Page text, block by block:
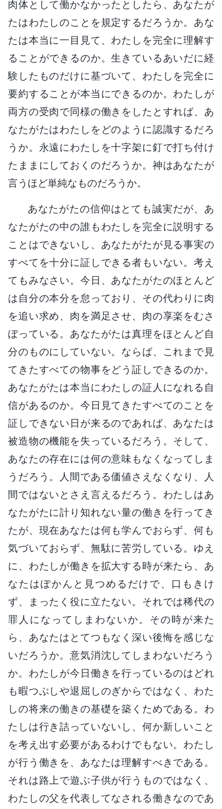
肉体として働かなかったとしたら、あなたが
たはわたしのことを規定するだろうか。あな
たは本当に一目見て、わたしを完全に理解す
ることができるのか。生きているあいだに経
験したものだけに基づいて、わたしを完全に
要約することが本当にできるのか。わたしが
両方の受肉で同様の働きをしたとすれば、あ
なたがたはわたしをどのように認識するだろ
うか。永遠にわたしを十字架に釘で打ち付け
たままにしておくのだろうか。神はあなたが
言うほど単純なものだろうか。
あなたがたの信仰はとても誠実だが、あ
なたがたの中の誰もわたしを完全に説明する
ことはできないし、あなたがたが見る事実の
すべてを十分に証しできる者もいない。考え
てもみなさい。今日、あなたがたのほとんど
は自分の本分を怠っており、その代わりに肉
を追い求め、肉を満足させ、肉の享楽をむさ
ぼっている。あなたがたは真理をほとんど自
分のものにしていない。ならば、これまで見
てきたすべての物事をどう証しできるのか。
あなたがたは本当にわたしの証人になれる自
信があるのか。今日見てきたすべてのことを
証しできない日が来るのであれば、あなたは
被造物の機能を失っているだろう。そして、
あなたの存在には何の意味もなくなってしま
うだろう。人間である価値さえなくなり、人
間ではないとさえ言えるだろう。わたしはあ
なたがたに計り知れない量の働きを行ってき
たが、現在あなたは何も学んでおらず、何も
気づいておらず、無駄に苦労している。ゆえ
に、わたしが働きを拡大する時が来たら、あ
なたはぽかんと見つめるだけで、口もきけ
ず、まったく役に立たない。それでは稀代の
罪人になってしまわないか。その時が来た
ら、あなたはとてつもなく深い後悔を感じな
いだろうか。意気消沈してしまわないだろう
か。わたしが今日働きを行っているのはどれ
も暇つぶしや退屈しのぎからではなく、わた
しの将来の働きの基礎を築くためである。わ
たしは行き詰っていないし、何か新しいこと
を考え出す必要があるわけでもない。わたし
が行う働きを、あなたは理解すべきである。
それは路上で遊ぶ子供が行うものではなく、
わたしの父を代表してなされる働きなのであ